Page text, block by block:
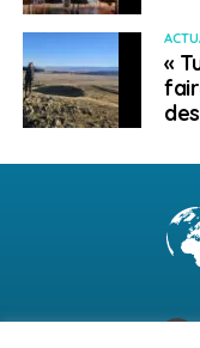
soumises à
Contacts utiles :
En cas de
>
bulgare est
«